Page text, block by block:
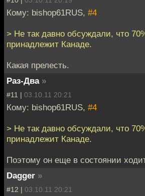
Кому: bishop61RUS, #4
> Не так давно обсуждали, что
принадлежит Канаде.
Какая прелесть.
Раз-Два »
#11 | 03.10.11 20:21
Кому: bishop61RUS, #4
> Не так давно обсуждали, что
принадлежит Канаде.
Поэтому он еще в состоянии
Dagger »
#12 | 03.10.11 20:21